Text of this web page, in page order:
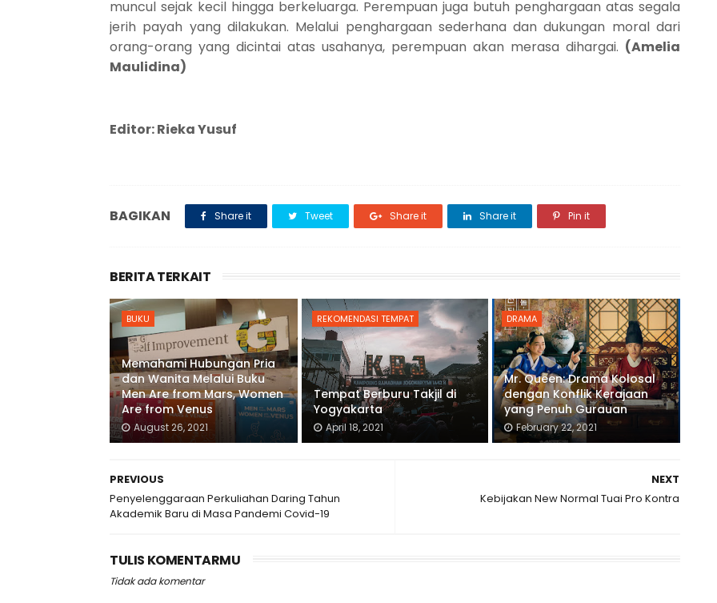
muncul sejak kecil hingga berkeluarga. Perempuan juga butuh penghargaan atas segala
jerih payah yang dilakukan. Melalui penghargaan sederhana dan dukungan moral dari
orang-orang yang dicintai atas usahanya, perempuan akan merasa dihargai. (Amelia
Maulidina)
Editor: Rieka Yusuf
BAGIKAN Share it Tweet Share it Share it Pin it
BERITA TERKAIT
BUKU
Memahami Hubungan Pria
dan Wanita Melalui Buku
Men Are from Mars, Women
Are from Venus
August 26, 2021
REKOMENDASI TEMPAT
Tempat Berburu Takjil di
Yogyakarta
April 18, 2021
DRAMA
Mr. Queen: Drama Kolosal
dengan Konflik Kerajaan
yang Penuh Gurauan
February 22, 2021
NEXT
Kebijakan New Normal Tuai Pro Kontra
PREVIOUS
Penyelenggaraan Perkuliahan Daring Tahun
Akademik Baru di Masa Pandemi Covid-19
TULIS KOMENTARMU
Tidak ada komentar